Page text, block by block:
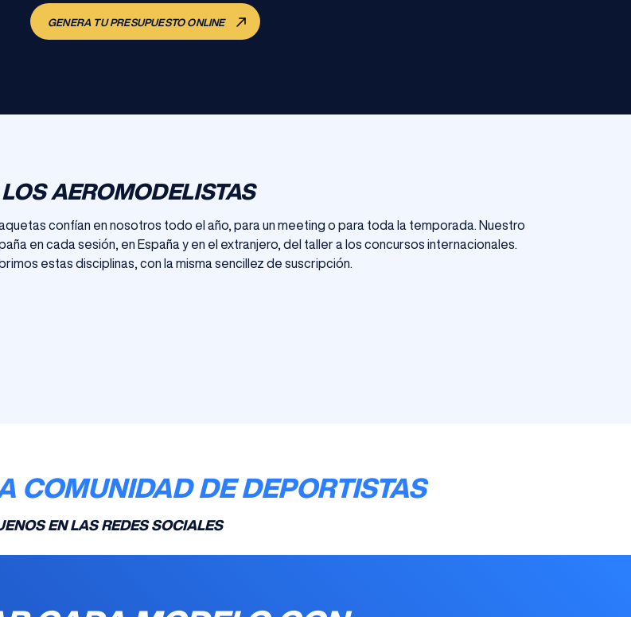
GENERA TU PRESUPUESTO ONLINE
AEROMODELISTAS
confían en nosotros todo el año, para un meeting o para toda la temporada. Nuestro
en cada sesión, en España y en el extranjero, del taller a los concursos internacionales.
estas disciplinas, con la misma sencillez de suscripción.
COMUNIDAD DE DEPORTISTAS
EN LAS REDES SOCIALES